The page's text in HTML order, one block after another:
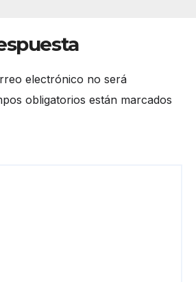
electrónico no será
obligatorios están marcados